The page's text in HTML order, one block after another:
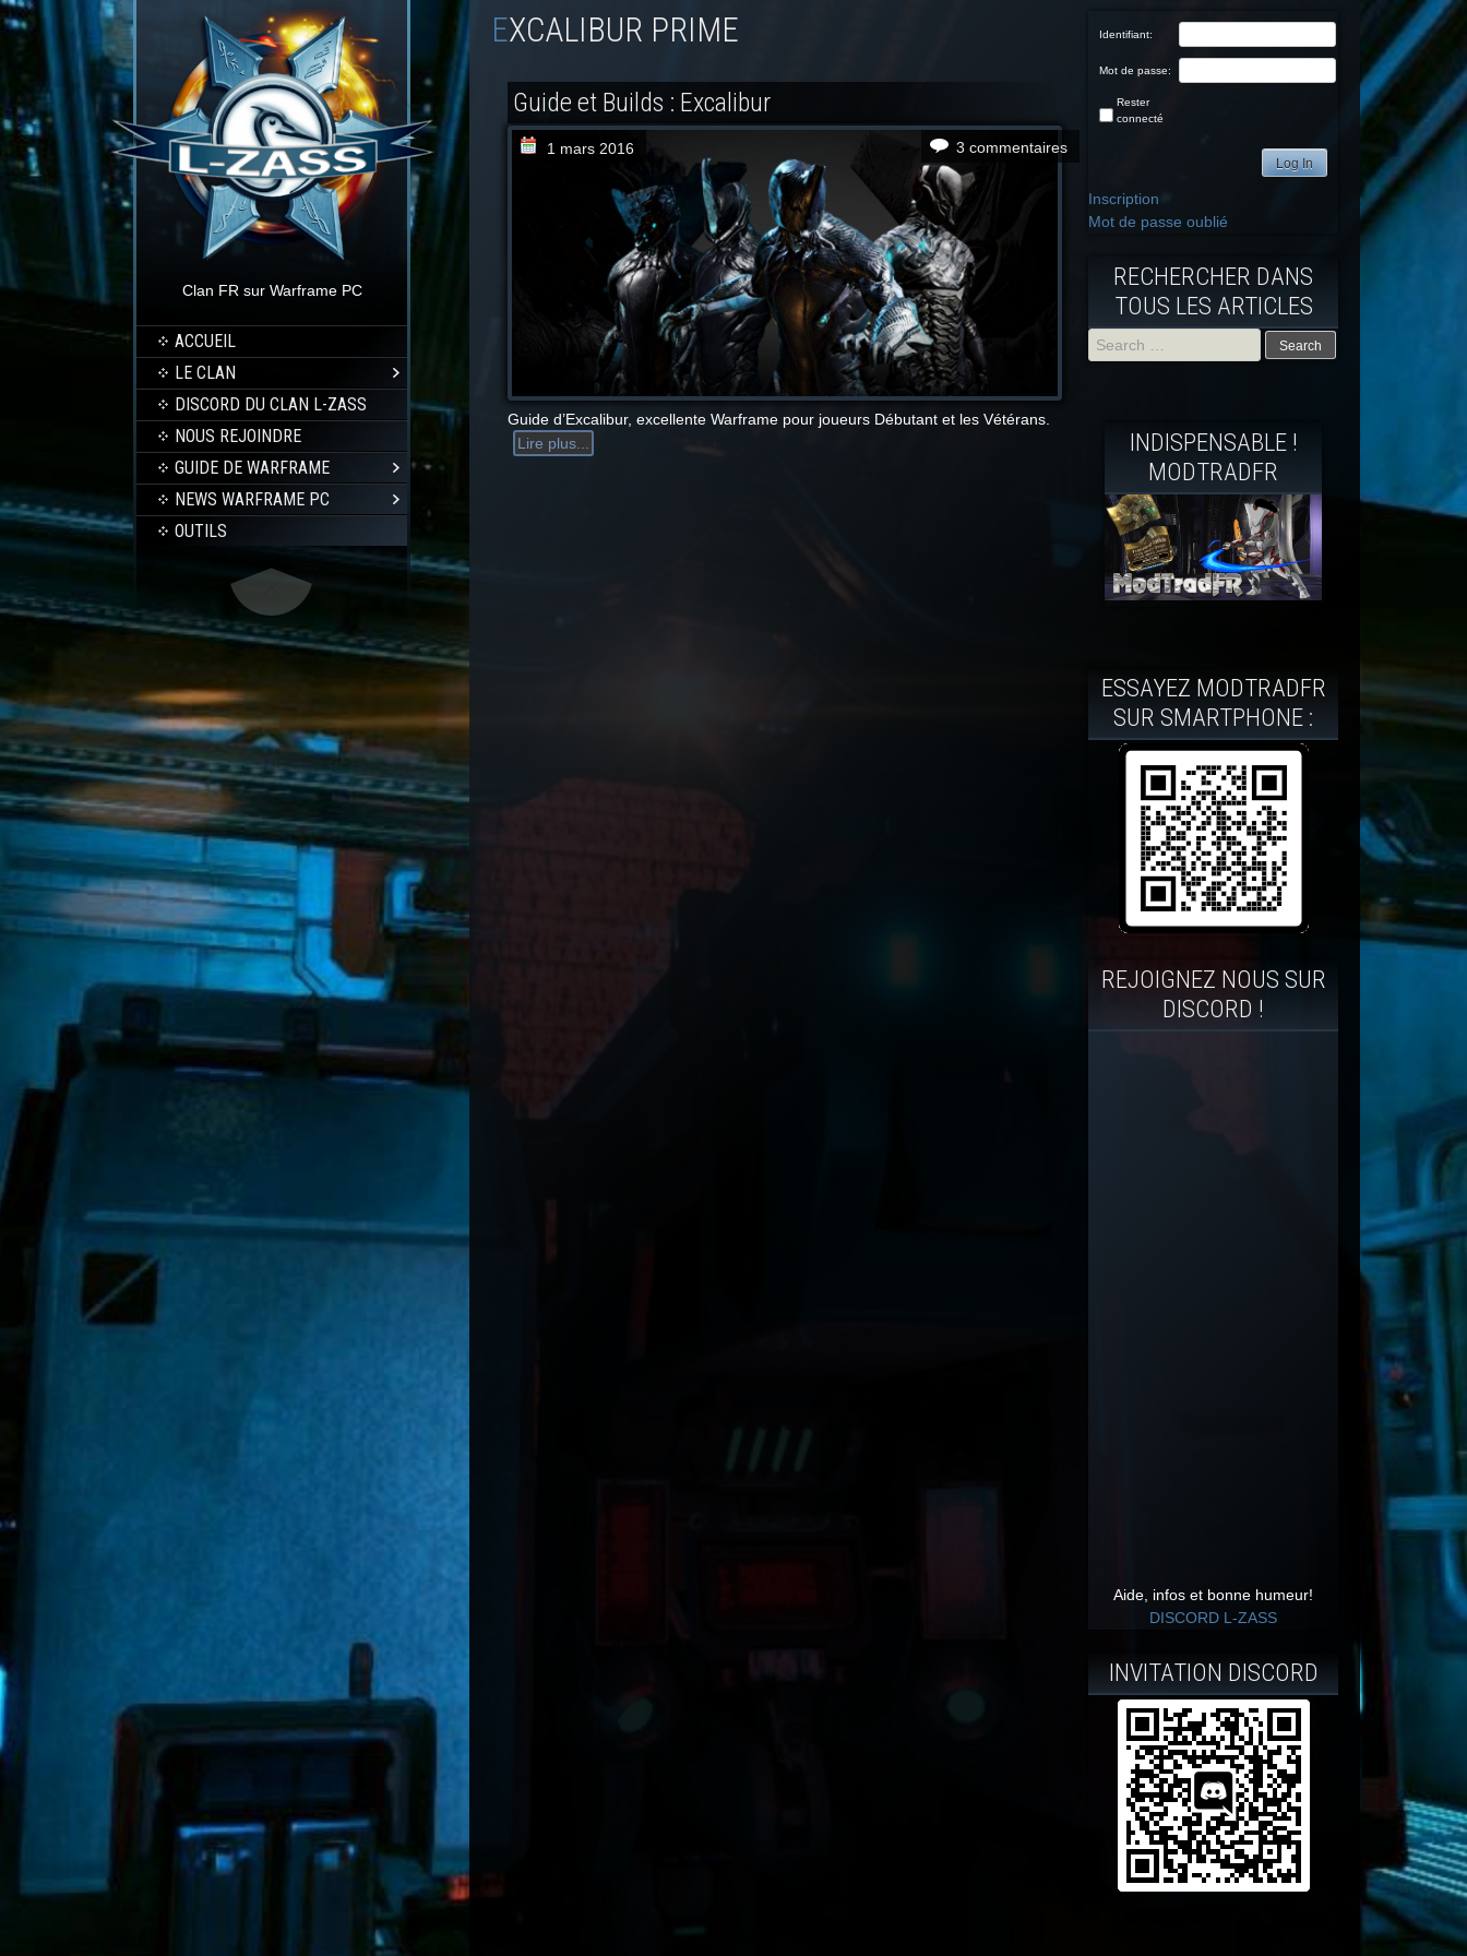
Clan FR sur Warframe PC
ACCUEIL
LE CLAN
DISCORD DU CLAN L-ZASS
NOUS REJOINDRE
GUIDE DE WARFRAME
NEWS WARFRAME PC
OUTILS
EXCALIBUR PRIME
Guide et Builds : Excalibur
1 mars 2016 3 commentaires
Guide d’Excalibur, excellente Warframe pour joueurs Débutant et les Vétérans.
Lire plus...
Identifiant:
Mot de passe:
Rester
connecté
Log In
Inscription
Mot de passe oublié
RECHERCHER DANS
TOUS LES ARTICLES
INDISPENSABLE !
MODTRADFR
ESSAYEZ MODTRADFR
SUR SMARTPHONE :
REJOIGNEZ NOUS SUR
DISCORD !
Aide, infos et bonne humeur!
DISCORD L-ZASS
INVITATION DISCORD